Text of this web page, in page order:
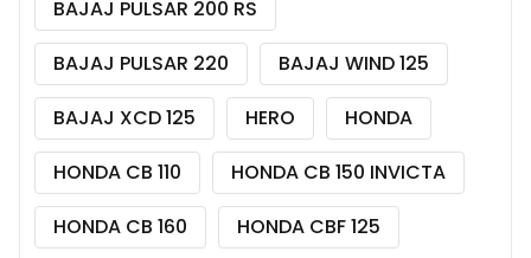
BAJAJ PULSAR 200 RS
BAJAJ PULSAR 220
BAJAJ WIND 125
BAJAJ XCD 125
HERO
HONDA
HONDA CB 110
HONDA CB 150 INVICTA
HONDA CB 160
HONDA CBF 125